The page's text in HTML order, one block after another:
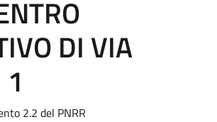
DI VIA
2.2 del PNRR